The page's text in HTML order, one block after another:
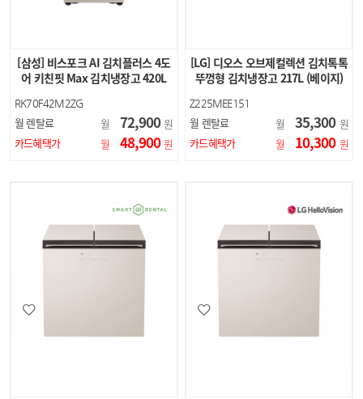
[삼성] 비스포크 AI 김치플러스 4도
어 키친핏 Max 김치냉장고 420L
RK70F42M2ZG
월 렌탈료 월 72,900 원
카드혜택가
월 48,900 원
[LG] 디오스 오브제컬렉션 김치톡톡
뚜껑형 김치냉장고 217L (베이지)
Z225MEE151
월 렌탈료 월 35,300 원
카드혜택가
월 10,300 원